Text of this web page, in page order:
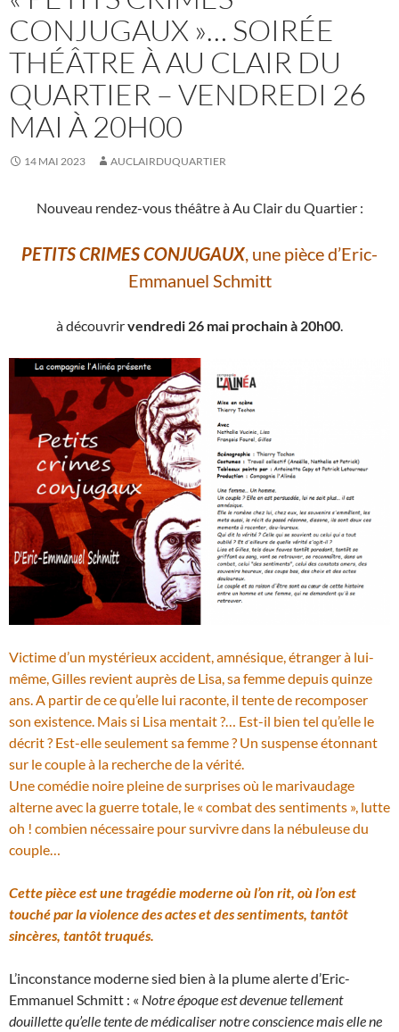
CONJUGAUX »… SOIRÉE
THÉÂTRE À AU CLAIR DU
QUARTIER – VENDREDI 26
MAI À 20H00
14 MAI 2023 AUCLAIRDUQUARTIER
Nouveau rendez-vous théâtre à Au Clair du Quartier :
PETITS CRIMES CONJUGAUX, une pièce d’Eric-
Emmanuel Schmitt
à découvrirvendredi 26 mai prochain à 20h00.
Victime d’un mystérieux accident, amnésique, étranger à lui-
même, Gilles revient auprès de Lisa, sa femme depuis quinze
ans. A partir de ce qu’elle lui raconte, il tente de recomposer
son existence. Mais si Lisa mentait ?… Est-il bien tel qu’elle le
décrit ? Est-elle seulement sa femme ? Un suspense étonnant
sur le couple à la recherche de la vérité.
Une comédie noire pleine de surprises où le marivaudage
alterne avec la guerre totale, le « combat des sentiments », lutte
oh ! combien nécessaire pour survivre dans la nébuleuse du
couple…
Cette pièce est une tragédie moderne où l’on rit, où l’on est
touché par la violence des actes et des sentiments, tantôt
sincères, tantôt truqués.
L’inconstance moderne sied bien à la plume alerte d’Eric-
Emmanuel Schmitt : « Notre époque est devenue tellement
douillette qu’elle tente de médicaliser notre conscience mais elle ne